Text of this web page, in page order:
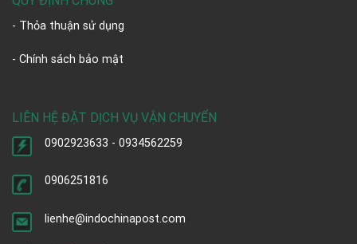
- Thỏa thuận sử dụng
- Chính sách bảo mật
LIÊN HỆ ĐẶT DỊCH VỤ VẬN CHUYỂN
0902923633 - 0934562259
0906251816
lienhe@indochinapost.com